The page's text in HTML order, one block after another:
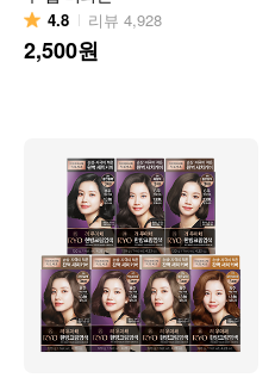
4.8 리뷰 4,928
2,500원